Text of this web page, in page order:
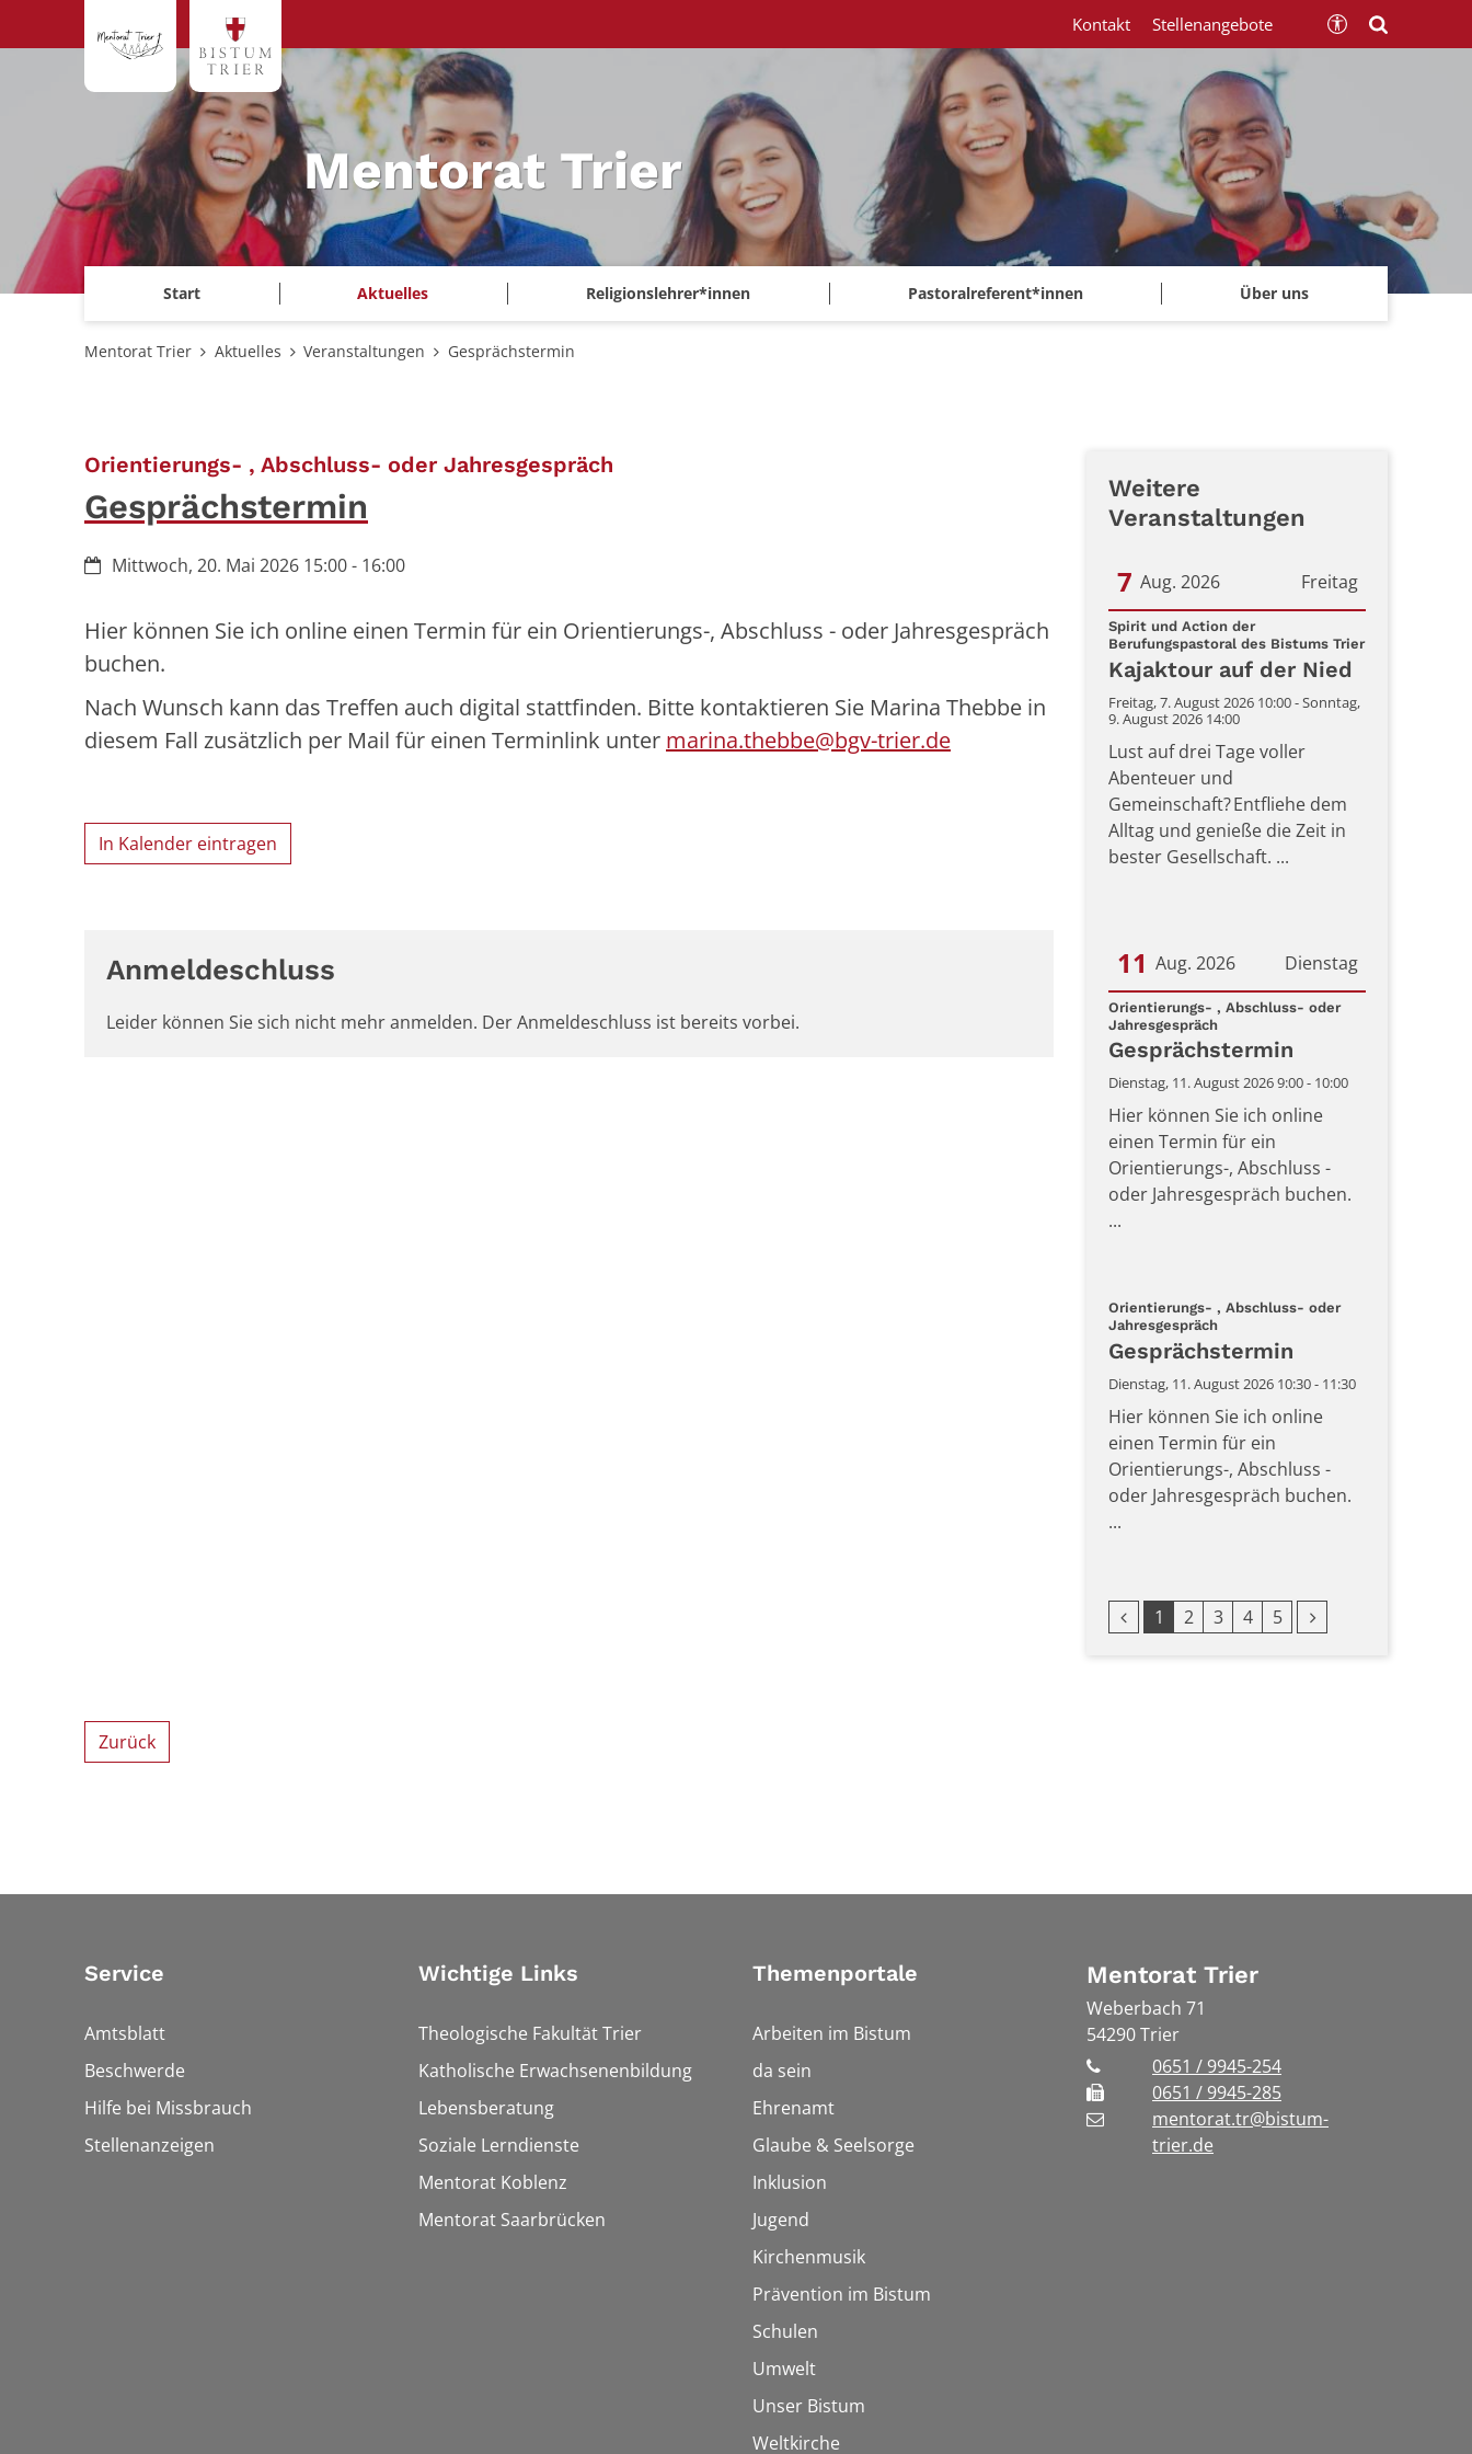
Mentorat Trier
Start Aktuelles Religionslehrer*innen Pastoralreferent*innen Über uns
Kontakt Stellenangebote
Mentorat Trier Aktuelles Veranstaltungen Gesprächstermin
Orientierungs- , Abschluss- oder Jahresgespräch
Gesprächstermin
Datum:Mittwoch, 20. Mai 2026 15:00 - 16:00
Hier können Sie ich online einen Termin für ein Orientierungs-, Abschluss - oder Jahresgespräch
buchen.
Nach Wunsch kann das Treffen auch digital stattfinden. Bitte kontaktieren Sie Marina Thebbe in
diesem Fall zusätzlich per Mail für einen Terminlink unter marina.thebbe@bgv-trier.de
In Kalender eintragen
Anmeldeschluss
Leider können Sie sich nicht mehr anmelden. Der Anmeldeschluss ist bereits vorbei.
Weitere
Veranstaltungen
Freitag
7 Aug. 2026
Datum: 7. August 2026
Spirit und Action der
Berufungspastoral des Bistums Trier:
Kajaktour auf der Nied
Freitag, 7. August 2026 10:00 - Sonntag,
9. August 2026 14:00
Lust auf drei Tage voller
Abenteuer und
Gemeinschaft? Entfliehe dem
Alltag und genieße die Zeit in
bester Gesellschaft. ...
Dienstag
11 Aug. 2026
Datum: 11. August 2026
Orientierungs- , Abschluss- oder
Jahresgespräch:
Gesprächstermin
Dienstag, 11. August 2026 9:00 - 10:00
Hier können Sie ich online
einen Termin für ein
Orientierungs-, Abschluss -
oder Jahresgespräch buchen.
...
Orientierungs- , Abschluss- oder
Jahresgespräch:
Gesprächstermin
Dienstag, 11. August 2026 10:30 - 11:30
Hier können Sie ich online
einen Termin für ein
Orientierungs-, Abschluss -
oder Jahresgespräch buchen.
...
Vorherige Seite
1 2 3 4 5 Nächste Seite
Zurück
Service
Amtsblatt
Beschwerde
Hilfe bei Missbrauch
Stellenanzeigen
Wichtige Links
Theologische Fakultät Trier
Katholische Erwachsenenbildung
Lebensberatung
Soziale Lerndienste
Mentorat Koblenz
Mentorat Saarbrücken
Themenportale
Arbeiten im Bistum
da sein
Ehrenamt
Glaube & Seelsorge
Inklusion
Jugend
Kirchenmusik
Prävention im Bistum
Schulen
Umwelt
Unser Bistum
Weltkirche
Mentorat Trier
Weberbach 71
54290Trier
0651 / 9945-254
0651 / 9945-285
mentorat.tr@bistum-
trier.de